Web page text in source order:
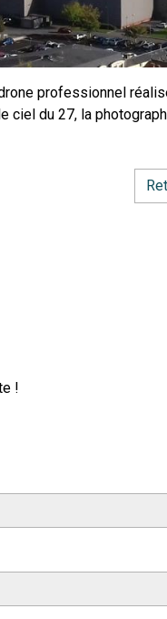
professionnel
ciel du 27, la
!